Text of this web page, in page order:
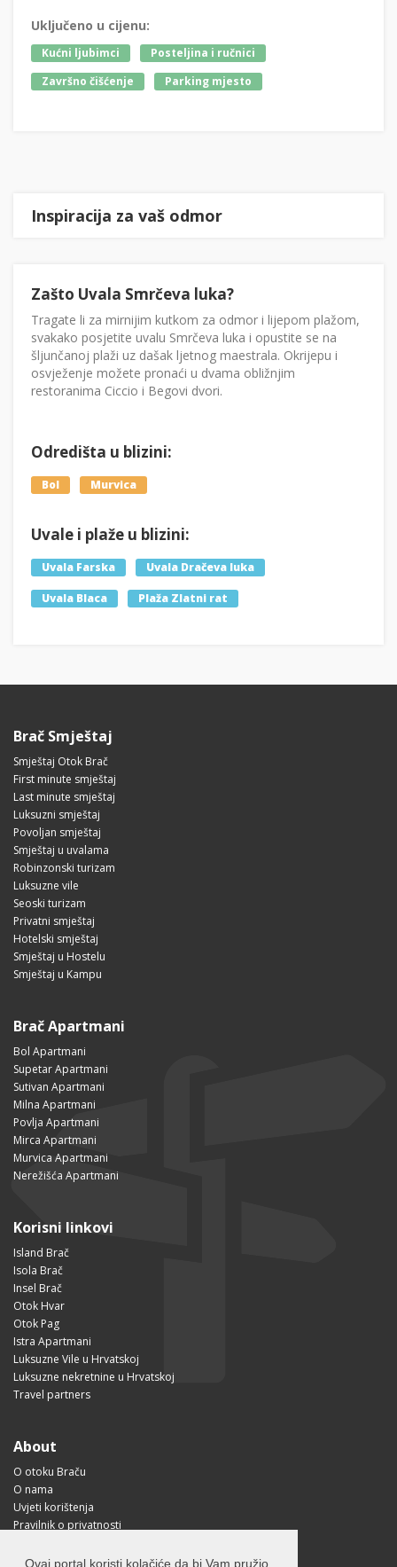
Ovaj portal koristi kolačiće da bi Vam pružio
Uključeno u cijenu:
Kućni ljubimci
Posteljina i ručnici
Završno čišćenje
Parking mjesto
Inspiracija za vaš odmor
Zašto Uvala Smrčeva luka?
Tragate li za mirnijim kutkom za odmor i lijepom plažom,
svakako posjetite uvalu Smrčeva luka i opustite se na
šljunčanoj plaži uz dašak ljetnog maestrala. Okrijepu i
osvježenje možete pronaći u dvama obližnjim
restoranima Ciccio i Begovi dvori.
Odredišta u blizini:
Bol Murvica
Uvale i plaže u blizini:
Uvala Farska Uvala Dračeva luka
Uvala Blaca Plaža Zlatni rat
Brač Smještaj
Smještaj Otok Brač
First minute smještaj
Last minute smještaj
Luksuzni smještaj
Povoljan smještaj
Smještaj u uvalama
Robinzonski turizam
Luksuzne vile
Seoski turizam
Privatni smještaj
Hotelski smještaj
Smještaj u Hostelu
Smještaj u Kampu
Brač Apartmani
Bol Apartmani
Supetar Apartmani
Sutivan Apartmani
Milna Apartmani
Povlja Apartmani
Mirca Apartmani
Murvica Apartmani
Nerežišća Apartmani
Korisni linkovi
Island Brač
Isola Brač
Insel Brač
Otok Hvar
Otok Pag
Istra Apartmani
Luksuzne Vile u Hrvatskoj
Luksuzne nekretnine u Hrvatskoj
Travel partners
About
O otoku Braču
O nama
Uvjeti korištenja
Pravilnik o privatnosti
Kako doći na Brač?